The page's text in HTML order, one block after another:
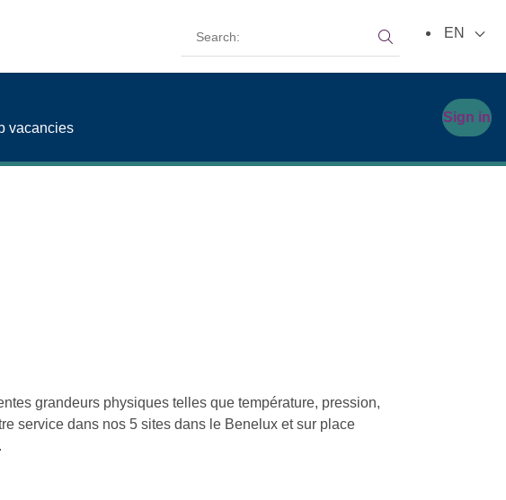
vacancies
Sign in
Search:
EN
grandeurs physiques telles que température, pression,
service dans nos 5 sites dans le Benelux et sur place